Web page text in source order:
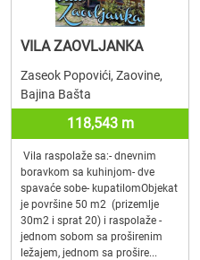
VILA ZAOVLJANKA
Zaseok Popovići, Zaovine,
Bajina Bašta
118,543 m
Vila raspolaže sa:- dnevnim
boravkom sa kuhinjom- dve
spavaće sobe- kupatilomObjekat
je površine 50 m2 (prizemlje
30m2 i sprat 20) i raspolaže -
jednom sobom sa proširenim
ležajem, jednom sa prošire...